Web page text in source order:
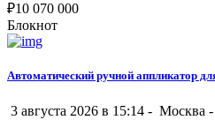
₽10 070 000
Блокнот
Автоматический ручной аппликатор
3 августа 2026 в 15:14 - Москва -